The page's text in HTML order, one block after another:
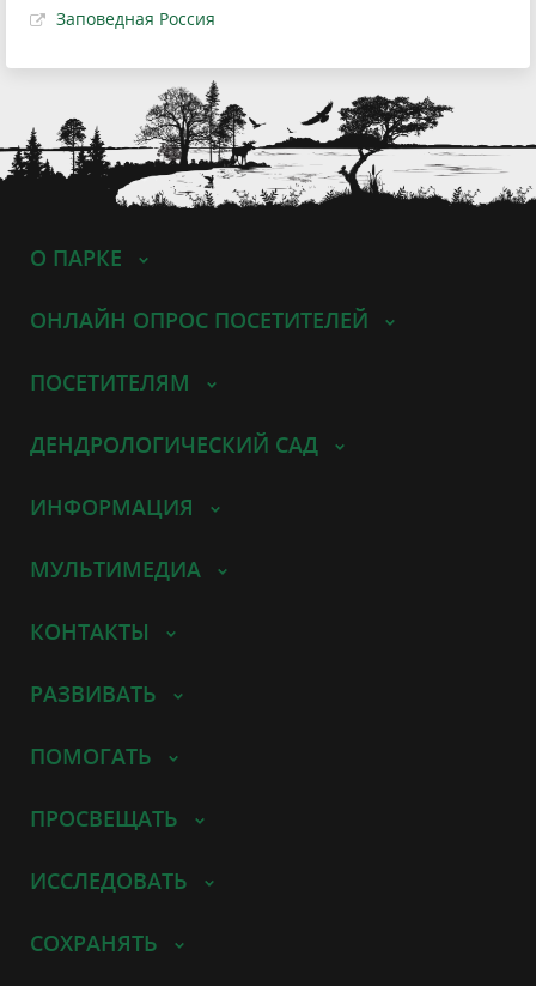
Заповедная Россия
О ПАРКЕ
ОНЛАЙН ОПРОС ПОСЕТИТЕЛЕЙ
ПОСЕТИТЕЛЯМ
ДЕНДРОЛОГИЧЕСКИЙ САД
ИНФОРМАЦИЯ
МУЛЬТИМЕДИА
КОНТАКТЫ
РАЗВИВАТЬ
ПОМОГАТЬ
ПРОСВЕЩАТЬ
ИССЛЕДОВАТЬ
СОХРАНЯТЬ